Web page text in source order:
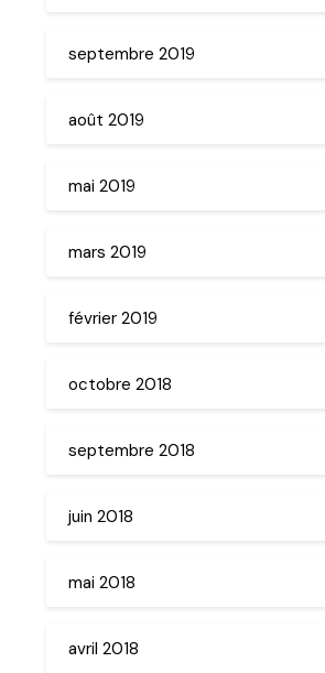
septembre 2019
août 2019
mai 2019
mars 2019
février 2019
octobre 2018
septembre 2018
juin 2018
mai 2018
avril 2018